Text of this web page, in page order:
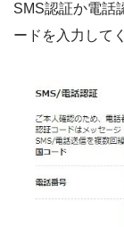
SMS認証か電話
ードを入力して